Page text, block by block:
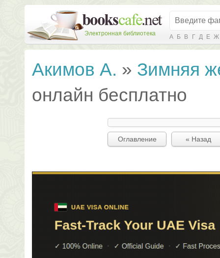
Электронная библиотека А Б В Г Д Е Ж
Акимов А. » Зимняя
онлайн бесплатно
Оглавление « Назад